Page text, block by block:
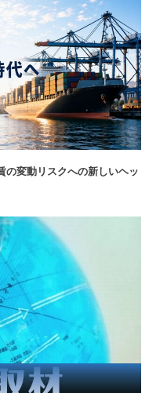
の変動リスクへの新しいヘッ